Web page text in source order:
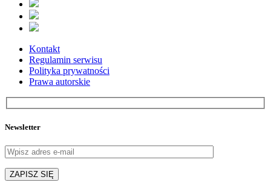
Kontakt
Regulamin serwisu
Polityka prywatności
Prawa autorskie
Newsletter